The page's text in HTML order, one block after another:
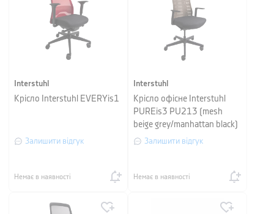
Interstuhl
Крісло Interstuhl EVERYis1
Залишити відгук
Немає в наявності
Interstuhl
Крісло офісне Interstuhl
PUREis3 PU213 (mesh
beige grey/manhattan black)
Залишити відгук
Немає в наявності